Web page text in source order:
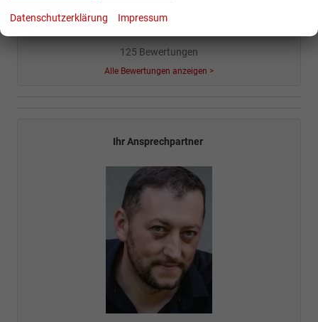
SEHR GUT
125 Bewertungen
Alle Bewertungen anzeigen >
Ihr Ansprechpartner
Datenschutzerklärung Impressum